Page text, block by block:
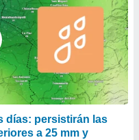
días: persistirán las
a 25 mm y